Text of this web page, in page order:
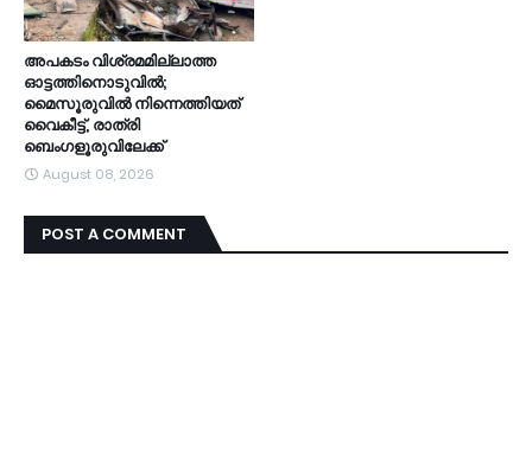
അപകടം വിശ്രമമില്ലാത്ത
ഓട്ടത്തിനൊടുവിൽ;
മൈസൂരുവിൽ നിന്നെത്തിയത്
വൈകീട്ട്, രാത്രി
ബെംഗളൂരുവിലേക്ക്
August 08, 2026
POST A COMMENT